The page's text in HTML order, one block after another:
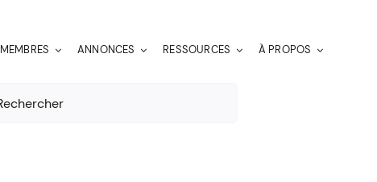
MEMBRES ANNONCES RESSOURCES À PROPOS